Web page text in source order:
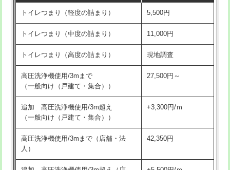
トイレつまり（軽度の詰まり） 5,500円
トイレつまり（中度の詰まり） 11,000円
トイレつまり（高度の詰まり） 現地調査
高圧洗浄機使用/3mまで
（一般向け（戸建て・集合））
27,500円～
追加 高圧洗浄機使用/3m超え
（一般向け（戸建て・集合））
+3,300円/ｍ
高圧洗浄機使用/3mまで（店舗・法
人）
42,350円